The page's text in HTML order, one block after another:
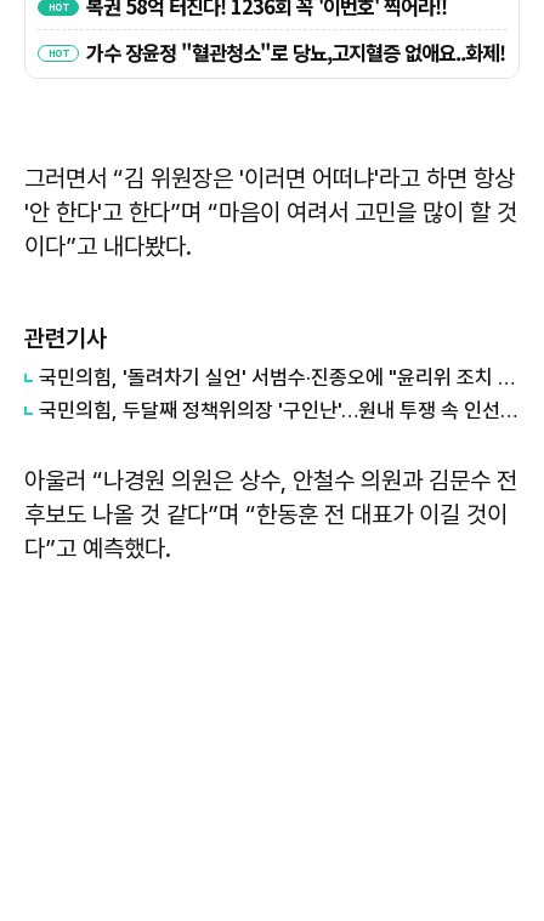
그러면서 “김 위원장은 '이러면 어떠냐'라고 하면 항상
'안 한다'고 한다”며 “마음이 여려서 고민을 많이 할 것
이다”고 내다봤다.
관련기사
국민의힘, '돌려차기 실언' 서범수·진종오에 "윤리위 조치 있어야"
국민의힘, 두달째 정책위의장 '구인난'…원내 투쟁 속 인선 난항
아울러 “나경원 의원은 상수, 안철수 의원과 김문수 전
후보도 나올 것 같다”며 “한동훈 전 대표가 이길 것이
다”고 예측했다.